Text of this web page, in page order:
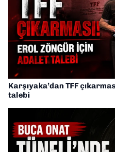
Karşıyaka’dan TFF
talebi